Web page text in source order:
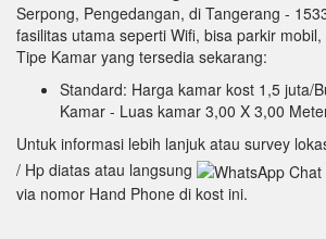
Serpong, Pengedangan, di Tangerang -
fasilitas utama seperti Wifi, bisa parkir
Tipe Kamar yang tersedia sekarang:
Standard: Harga kamar kost 1,5 juta/
Kamar - Luas kamar 3,00 X 3,00
Untuk informasi lebih lanjuk atau survey
/ Hp diatas atau langsung
via nomor Hand Phone di kost ini.